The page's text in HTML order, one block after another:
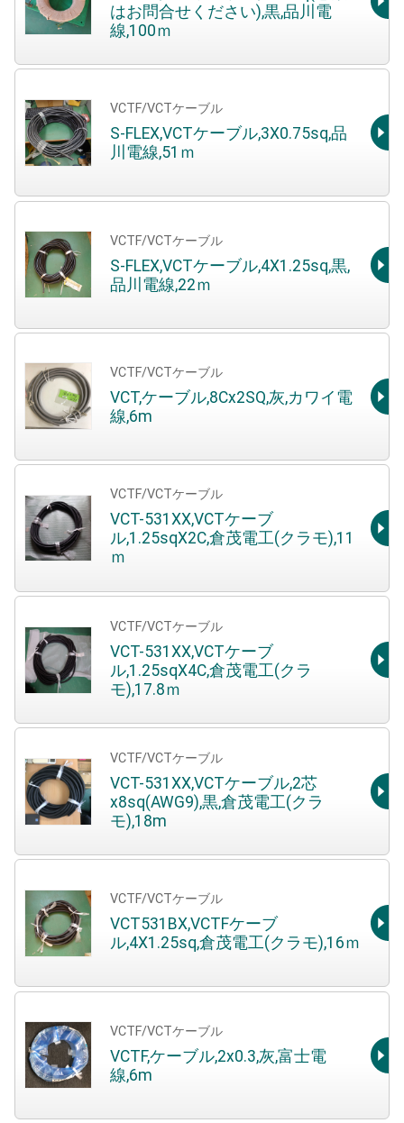
はお問合せください),黒,品川電
線,100ｍ
VCTF/VCTケーブル
S-FLEX,VCTケーブル,3X0.75sq,品
川電線,51ｍ
VCTF/VCTケーブル
S-FLEX,VCTケーブル,4X1.25sq,黒,
品川電線,22ｍ
VCTF/VCTケーブル
VCT,ケーブル,8Cx2SQ,灰,カワイ電
線,6m
VCTF/VCTケーブル
VCT-531XX,VCTケーブ
ル,1.25sqX2C,倉茂電工(クラモ),11
ｍ
VCTF/VCTケーブル
VCT-531XX,VCTケーブ
ル,1.25sqX4C,倉茂電工(クラ
モ),17.8ｍ
VCTF/VCTケーブル
VCT-531XX,VCTケーブル,2芯
x8sq(AWG9),黒,倉茂電工(クラ
モ),18m
VCTF/VCTケーブル
VCT531BX,VCTFケーブ
ル,4X1.25sq,倉茂電工(クラモ),16ｍ
VCTF/VCTケーブル
VCTF,ケーブル,2x0.3,灰,富士電
線,6m